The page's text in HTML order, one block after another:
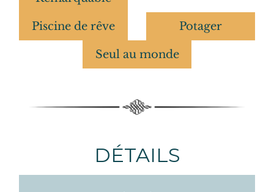
Piscine de rêve Potager
Seul au monde
DÉTAILS